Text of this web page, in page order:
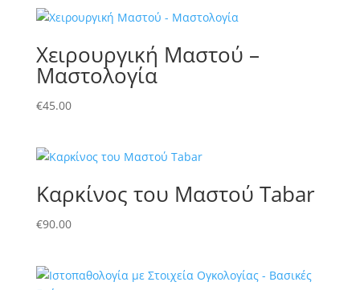
Χειρουργική Μαστού –
Μαστολογία
€45.00
Καρκίνος του Μαστού Tabar
€90.00